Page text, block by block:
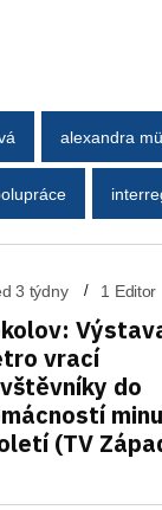
alexandra
3 týdny 1 Editor
vrací
do
(TV